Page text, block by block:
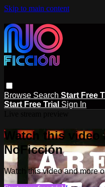
Skip to main content
Browse Search Start Free
Start Free Trial Sign In
Watch this video
NoFicción
Watch this video and more